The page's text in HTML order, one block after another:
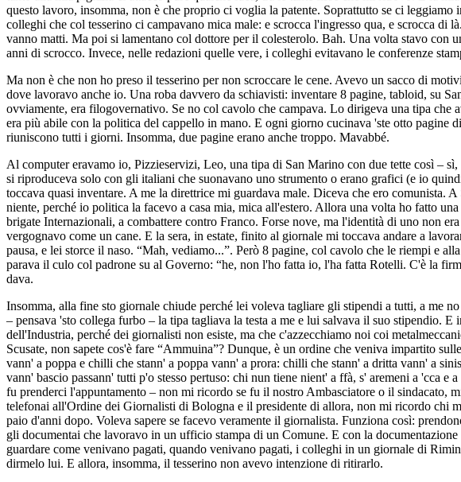
questo lavoro, insomma, non è che proprio ci voglia la patente. Soprattutto se ci
colleghi che col tesserino ci campavano mica male: e scrocca l'ingresso qua, e scrocca
vanno matti. Ma poi si lamentano col dottore per il colesterolo. Bah. Una volta stavo con
anni di scrocco. Invece, nelle redazioni quelle vere, i colleghi evitavano le conferenze
Ma non è che non ho preso il tesserino per non scroccare le cene. Avevo un sacco di
dove lavoravo anche io. Una roba davvero da schiavisti: inventare 8 pagine, tabloid, su
ovviamente, era filogovernativo. Se no col cavolo che campava. Lo dirigeva una tipa che
era più abile con la politica del cappello in mano. E ogni giorno cucinava 'ste otto pagine
riuniscono tutti i giorni. Insomma, due pagine erano anche troppo. Mavabbé.
Al computer eravamo io, Pizzieservizi, Leo, una tipa di San Marino con due tette così –
si riproduceva solo con gli italiani che suonavano uno strumento o erano grafici (e io
toccava quasi inventare. A me la direttrice mi guardava male. Diceva che ero comunista.
niente, perché io politica la facevo a casa mia, mica all'estero. Allora una volta ho fatto
brigate Internazionali, a combattere contro Franco. Forse nove, ma l'identità di uno non
vergognavo come un cane. E la sera, in estate, finito al giornale mi toccava andare a
pausa, e lei storce il naso. “Mah, vediamo...”. Però 8 pagine, col cavolo che le riempi e
parava il culo col padrone su al Governo: “he, non l'ho fatta io, l'ha fatta Rotelli. C'è la
dava.
Insomma, alla fine sto giornale chiude perché lei voleva tagliare gli stipendi a tutti, a me
– pensava 'sto collega furbo – la tipa tagliava la testa a me e lui salvava il suo stipendio.
dell'Industria, perché dei giornalisti non esiste, ma che c'azzecchiamo noi coi
Scusate, non sapete cos'è fare “Ammuina”? Dunque, è un ordine che veniva impartito
vann' a poppa e chilli che stann' a poppa vann' a prora: chilli che stann' a dritta vann' a
vann' bascio passann' tutti p'o stesso pertuso: chi nun tiene nient' a ffà, s' aremeni a 'cca
fu prenderci l'appuntamento – non mi ricordo se fu il nostro Ambasciatore o il
telefonai all'Ordine dei Giornalisti di Bologna e il presidente di allora, non mi ricordo chi
paio d'anni dopo. Voleva sapere se facevo veramente il giornalista. Funziona così:
gli documentai che lavoravo in un ufficio stampa di un Comune. E con la
guardare come venivano pagati, quando venivano pagati, i colleghi in un giornale di
dirmelo lui. E allora, insomma, il tesserino non avevo intenzione di ritirarlo.